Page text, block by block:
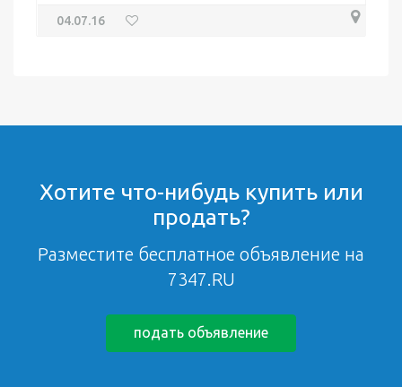
04.07.16
Хотите что-нибудь купить или
продать?
Разместите бесплатное объявление на
7347.RU
подать объявление